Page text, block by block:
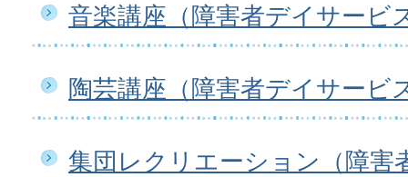
音楽講座（障害者デイサービ
陶芸講座（障害者デイサービ
集団レクリエーション（障害